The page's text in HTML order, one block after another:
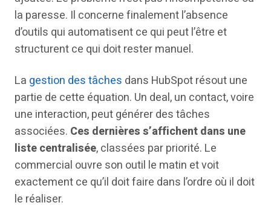
la paresse. Il concerne finalement l’absence
d’outils qui automatisent ce qui peut l’être et
structurent ce qui doit rester manuel.
La gestion des tâches dans HubSpot résout une
partie de cette équation. Un deal, un contact, voire
une interaction, peut générer des tâches
associées. Ces dernières s’affichent dans une
liste centralisée, classées par priorité. Le
commercial ouvre son outil le matin et voit
exactement ce qu’il doit faire dans l’ordre où il doit
le réaliser.